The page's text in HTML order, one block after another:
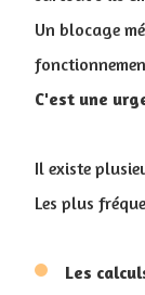
Un blocage
C'est une
Il existe
Les plus
Les